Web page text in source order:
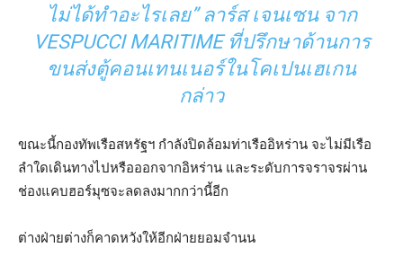
ไม่ได้ทำอะไรเลย” ลาร์ส เจนเซน จาก
VESPUCCI MARITIME ที่ปรึกษาด้านการ
ขนส่งตู้คอนเทนเนอร์ในโคเปนเฮเกน
กล่าว
ขณะนี้กองทัพเรือสหรัฐฯ กำลังปิดล้อมท่าเรืออิหร่าน จะไม่มีเรือ
ลำใดเดินทางไปหรือออกจากอิหร่าน และระดับการจราจรผ่าน
ช่องแคบฮอร์มุซจะลดลงมากกว่านี้อีก
ต่างฝ่ายต่างก็คาดหวังให้อีกฝ่ายยอมจำนน